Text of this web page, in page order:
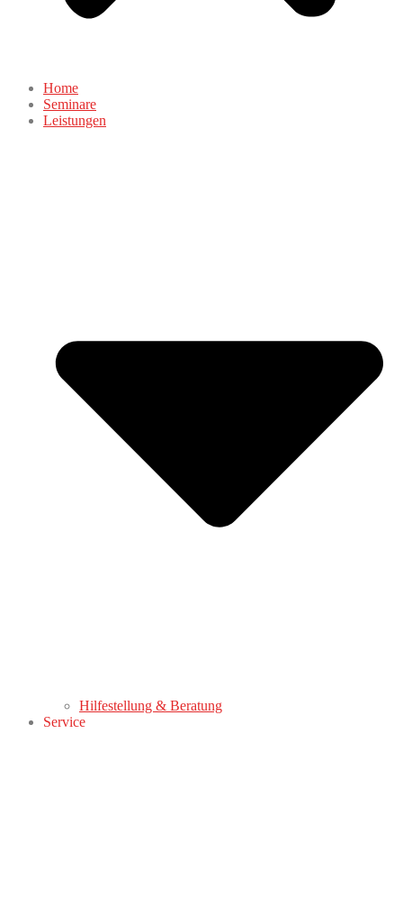
Home
Seminare
Leistungen
Hilfestellung & Beratung
Service